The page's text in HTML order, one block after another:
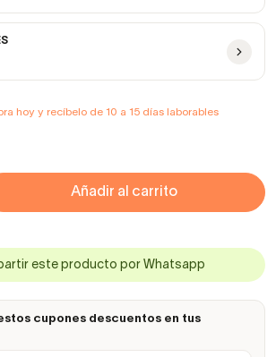
hoy y recíbelo de 10 a 15 días laborables
Añadir al carrito
este producto por Whatsapp
cupones descuentos en tus